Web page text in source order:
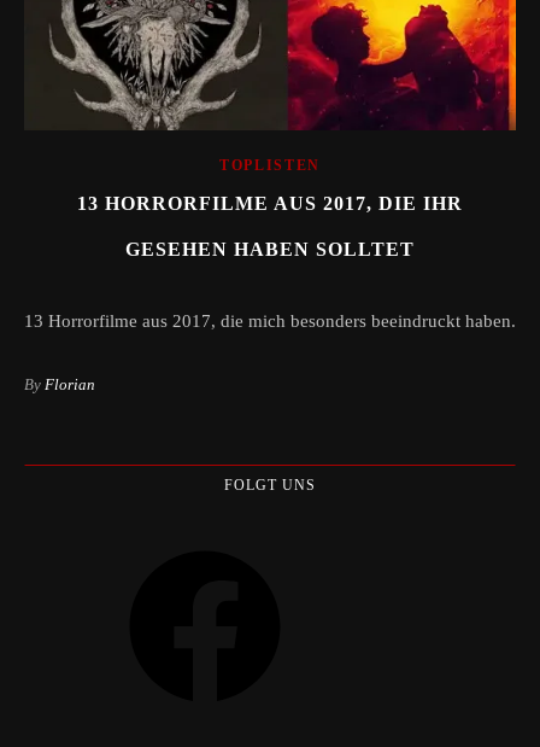
TOPLISTEN
13 HORRORFILME AUS 2017, DIE IHR
GESEHEN HABEN SOLLTET
13 Horrorfilme aus 2017, die mich besonders beeindruckt haben.
By Florian
FOLGT UNS